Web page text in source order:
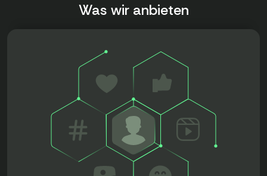
Was wir anbieten